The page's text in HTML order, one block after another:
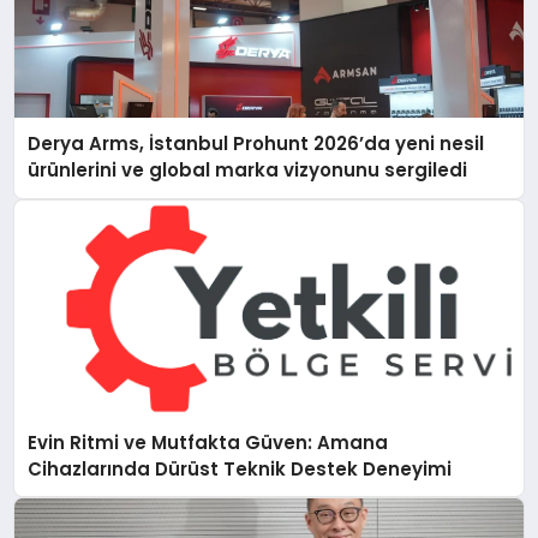
Derya Arms, İstanbul Prohunt 2026’da yeni nesil
ürünlerini ve global marka vizyonunu sergiledi
Evin Ritmi ve Mutfakta Güven: Amana
Cihazlarında Dürüst Teknik Destek Deneyimi